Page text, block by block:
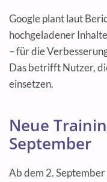
Google plant laut
hochgeladener
– für die
Das betrifft Nutzer,
einsetzen.
Neue
September
Ab dem 2.